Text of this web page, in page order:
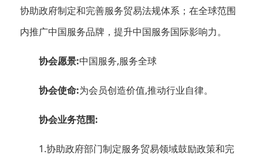
协助政府制定和完善服务贸易法规体系；在全球范围
内推广中国服务品牌，提升中国服务国际影响力。
协会愿景:中国服务,服务全球
协会使命:为会员创造价值,推动行业自律。
协会业务范围:
1.协助政府部门制定服务贸易领域鼓励政策和完